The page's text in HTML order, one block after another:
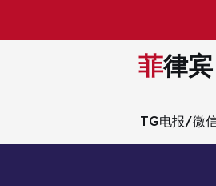
菲律宾 SIRV SRRV 官方认
TG电报/微